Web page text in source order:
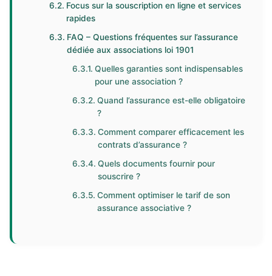
Focus sur la souscription en ligne et services
rapides
FAQ – Questions fréquentes sur l’assurance
dédiée aux associations loi 1901
Quelles garanties sont indispensables
pour une association ?
Quand l’assurance est-elle obligatoire
?
Comment comparer efficacement les
contrats d’assurance ?
Quels documents fournir pour
souscrire ?
Comment optimiser le tarif de son
assurance associative ?